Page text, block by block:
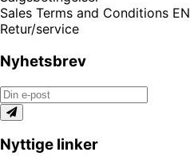
Sales Terms and Conditions EN
Retur/service
Nyhetsbrev
Nyttige linker